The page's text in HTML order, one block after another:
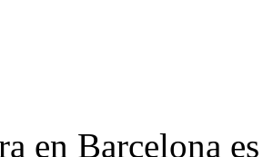
en Barcelona